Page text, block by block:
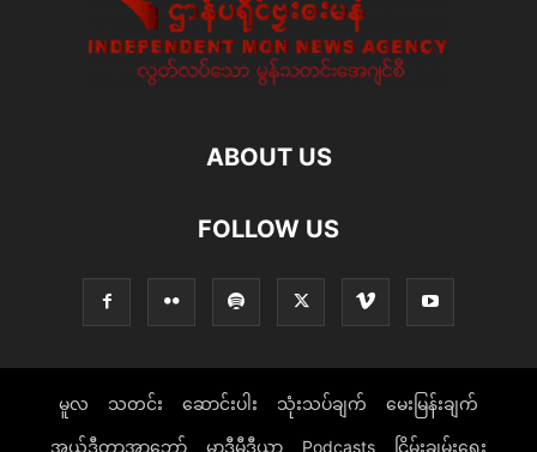
ABOUT US
FOLLOW US
မူလ သတင်း ဆောင်းပါး သုံးသပ်ချက် မေးမြန်းချက်
အယ်ဒီတာ့အာဘော် မာဒီမီဒီယာ Podcasts ငြိမ်းချမ်းရေး